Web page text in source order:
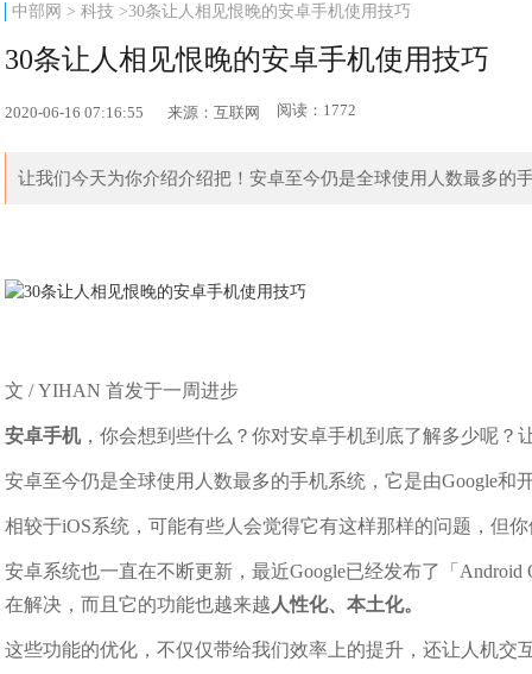
中部网 >科技 >30条让人相见恨晚的安卓手机使用技巧
30条让人相见恨晚的安卓手机使用技巧
2020-06-16 07:16:55 来源：互联网 阅读：1772
让我们今天为你介绍介绍把！安卓至今仍是全球使用人数最多的
文 / YIHAN 首发于一周进步
安卓手机，你会想到些什么？你对安卓手机到底了解多少呢？
安卓至今仍是全球使用人数最多的手机系统，它是由Google和
相较于iOS系统，可能有些人会觉得它有这样那样的问题，但
安卓系统也一直在不断更新，最近Google已经发布了「
在解决，而且它的功能也越来越 人性化、本土化。
这些功能的优化，不仅仅带给我们效率上的提升，还让人机交